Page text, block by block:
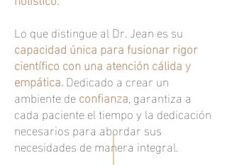
Lo que distingue al Dr. Jean es su
capacidad única para fusionar rigor
científico con una atención cálida y
empática.Dedicado a crear un
ambiente deconfianza, garantiza a
cada paciente el tiempo y la dedicación
necesarios para abordar sus
necesidades de manera integral.